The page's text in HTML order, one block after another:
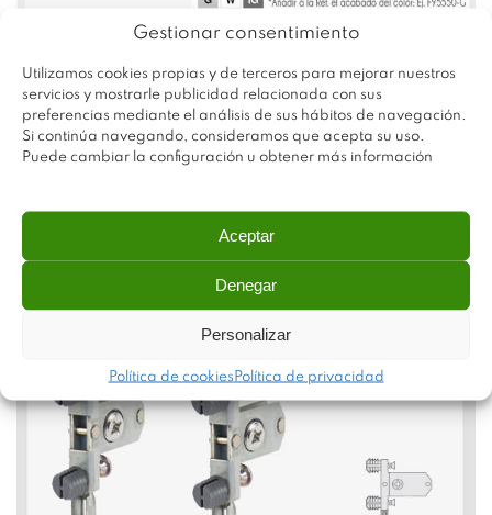
Gestionar consentimiento
Utilizamos cookies propias y de terceros para mejorar nuestros
servicios y mostrarle publicidad relacionada con sus
preferencias mediante el análisis de sus hábitos de navegación.
Si continúa navegando, consideramos que acepta su uso.
Puede cambiar la configuración u obtener más información
Aceptar
Denegar
Personalizar
Política de cookies Política de privacidad